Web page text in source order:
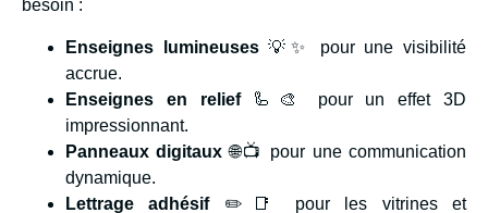
besoin :
Enseignes lumineuses💡✨ pour une visibilité
accrue.
Enseignes en relief🦾🎨 pour un effet 3D
impressionnant.
Panneaux digitaux 🌐📺 pour une communication
dynamique.
Lettrage adhésif✏️📑 pour les vitrines et